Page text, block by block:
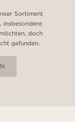
Sortiment
insbesondere
doch
gefunden.